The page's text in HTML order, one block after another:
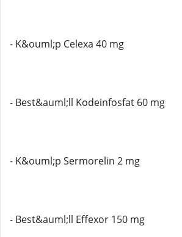
- K&ouml;p Celexa 40 mg
- Best&auml;ll Kodeinfosfat 60 mg
- K&ouml;p Sermorelin 2 mg
- Best&auml;ll Effexor 150 mg